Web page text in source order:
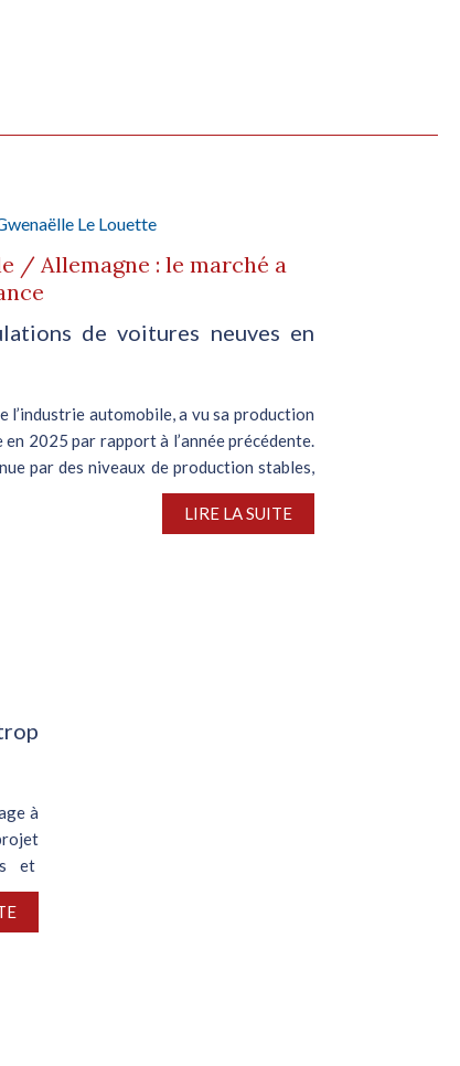
Le Louette
/ Allemagne : le marché a
de voitures neuves en
l’industrie automobile, a vu sa production
2025 par rapport à l’année précédente.
par des niveaux de production stables,
LIRE LA SUITE
à
et